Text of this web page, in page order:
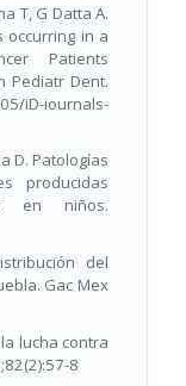
T, G Datta A.
occurring in a
Patients
Pediatr Dent.
iD-iournals-
D. Patologías
producidas
en niños.
del
Gac Mex
lucha contra
8